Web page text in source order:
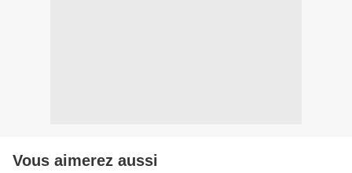
Vous aimerez aussi